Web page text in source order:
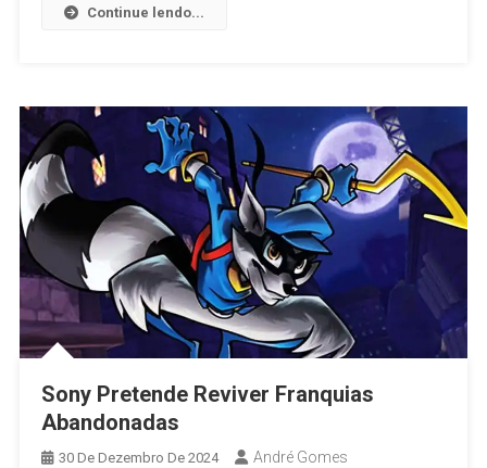
Continue lendo...
Sony Pretende Reviver Franquias
Abandonadas
30 De Dezembro De 2024 André Gomes